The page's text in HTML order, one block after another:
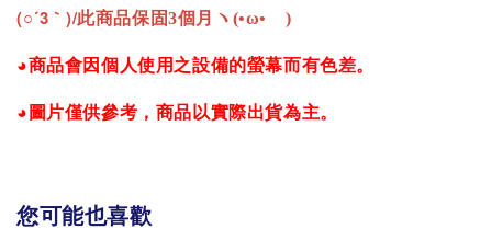
(○´3｀)/此商品保固3個月ヽ(•ω•ゞ)
◕商品會因個人使用之設備的螢幕而有色差。
◕圖片僅供參考，商品以實際出貨為主。
您可能也喜歡